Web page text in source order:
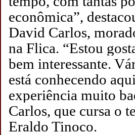
econômica”,
David Carlos,
na Flica. “Estou
bem interessante.
está conhecendo
experiência muito
Carlos, que cursa o
Eraldo Tinoco.